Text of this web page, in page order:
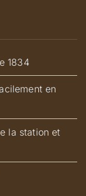
1834
en
la station et